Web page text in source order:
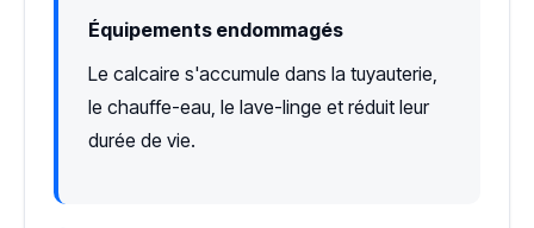
Équipements endommagés
Le calcaire s'accumule dans la tuyauterie,
le chauffe-eau, le lave-linge et réduit leur
durée de vie.